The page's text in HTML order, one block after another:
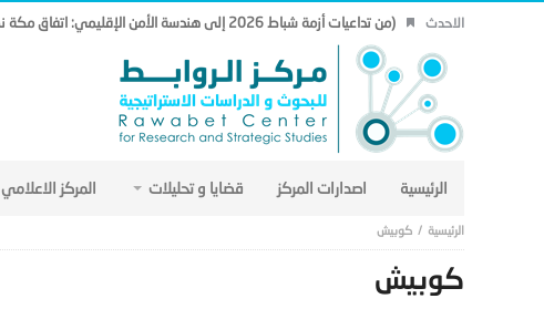
الاحدث (من تداعيات أزمة شباط 2026 إلى هندسة الأمن الإقليمي: اتفاق مكة نموذجاً.. (19)
الرئيسية اصدارات المركز قضايا و تحليلات المركز الاعلامي
كوبيش
كوبيش